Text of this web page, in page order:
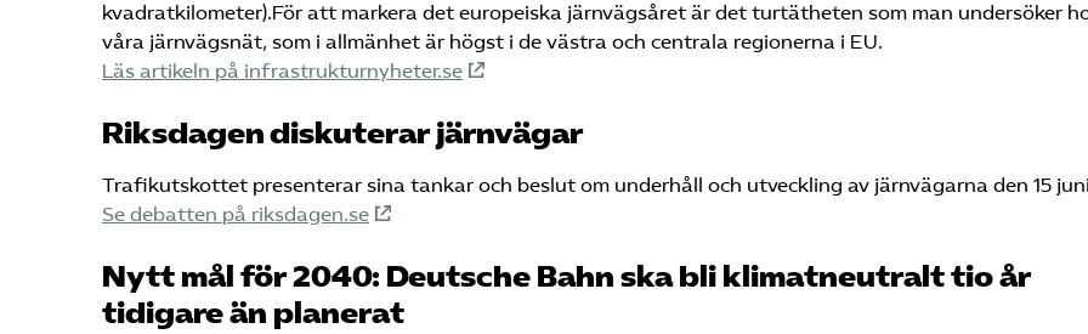
kvadratkilometer).För att markera det europeiska järnvägsåret är det turtätheten som man undersöker
våra järnvägsnät, som i allmänhet är högst i de västra och centrala regionerna i EU.
Läs artikeln på infrastrukturnyheter.se
Riksdagen diskuterar järnvägar
Trafikutskottet presenterar sina tankar och beslut om underhåll och utveckling av järnvägarna den 15
Se debatten på riksdagen.se
Nytt mål för 2040: Deutsche Bahn ska bli klimatneutralt tio år
tidigare än planerat